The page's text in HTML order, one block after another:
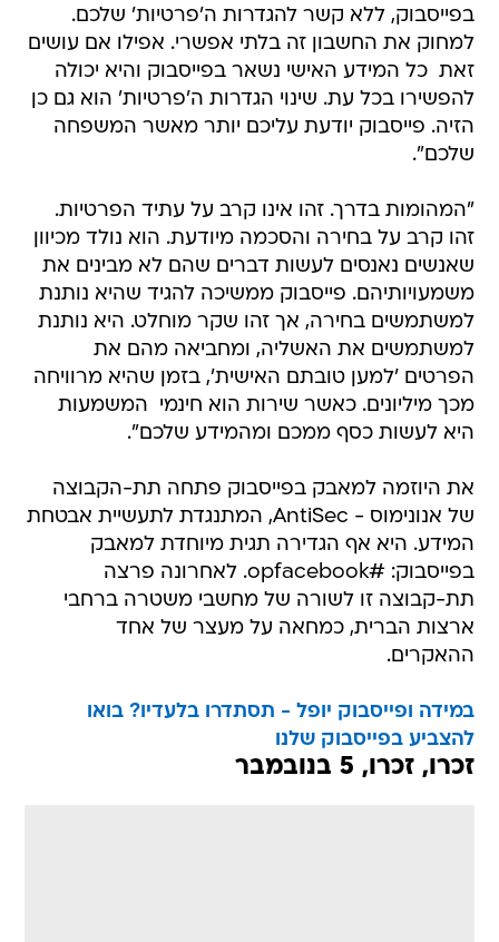
בפייסבוק, ללא קשר להגדרות ה'פרטיות' שלכם.
למחוק את החשבון זה בלתי אפשרי. אפילו אם עושים
זאת  כל המידע האישי נשאר בפייסבוק והיא יכולה
להפשירו בכל עת. שינוי הגדרות ה'פרטיות' הוא גם כן
הזיה. פייסבוק יודעת עליכם יותר מאשר המשפחה
שלכם".
"המהומות בדרך. זהו אינו קרב על עתיד הפרטיות.
זהו קרב על בחירה והסכמה מיודעת. הוא נולד מכיוון
שאנשים נאנסים לעשות דברים שהם לא מבינים את
משמעויותיהם. פייסבוק ממשיכה להגיד שהיא נותנת
למשתמשים בחירה, אך זהו שקר מוחלט. היא נותנת
למשתמשים את האשליה, ומחביאה מהם את
הפרטים 'למען טובתם האישית', בזמן שהיא מרוויחה
מכך מיליונים. כאשר שירות הוא חינמי  המשמעות
היא לעשות כסף ממכם ומהמידע שלכם".
את היוזמה למאבק בפייסבוק פתחה תת-הקבוצה
של אנונימוס - AntiSec, המתנגדת לתעשיית אבטחת
המידע. היא אף הגדירה תגית מיוחדת למאבק
בפייסבוק: #opfacebook. לאחרונה פרצה
תת-קבוצה זו לשורה של מחשבי משטרה ברחבי
ארצות הברית, כמחאה על מעצר של אחד
ההאקרים.
במידה ופייסבוק יופל - תסתדרו בלעדיו? בואו
להצביע בפייסבוק שלנו
זכרו, זכרו, 5 בנובמבר